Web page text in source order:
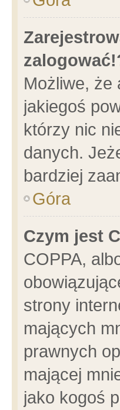
Możliwe, że
jakiegoś
którzy nic
danych.
bardziej
Góra
Czym jest
COPPA,
strony
mających
prawnych
mającej
jako kogoś